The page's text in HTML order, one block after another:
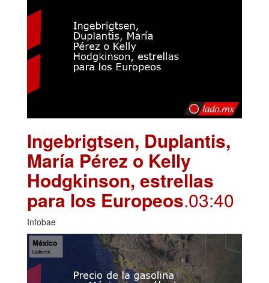
Ingebrigtsen, Duplantis,
María Pérez o Kelly
Hodgkinson, estrellas
para los Europeos.03:40
Infobae